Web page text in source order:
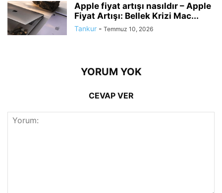
Apple fiyat artışı nasıldır – Apple
Fiyat Artışı: Bellek Krizi Mac...
Tankur - Temmuz 10, 2026
YORUM YOK
CEVAP VER